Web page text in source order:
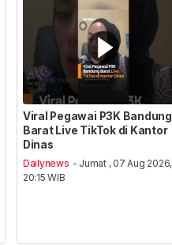
Viral Pegawai P3K Bandung
Barat Live TikTok di Kantor
Dinas
Dailynews - Jumat , 07 Aug 2026,
20:15 WIB